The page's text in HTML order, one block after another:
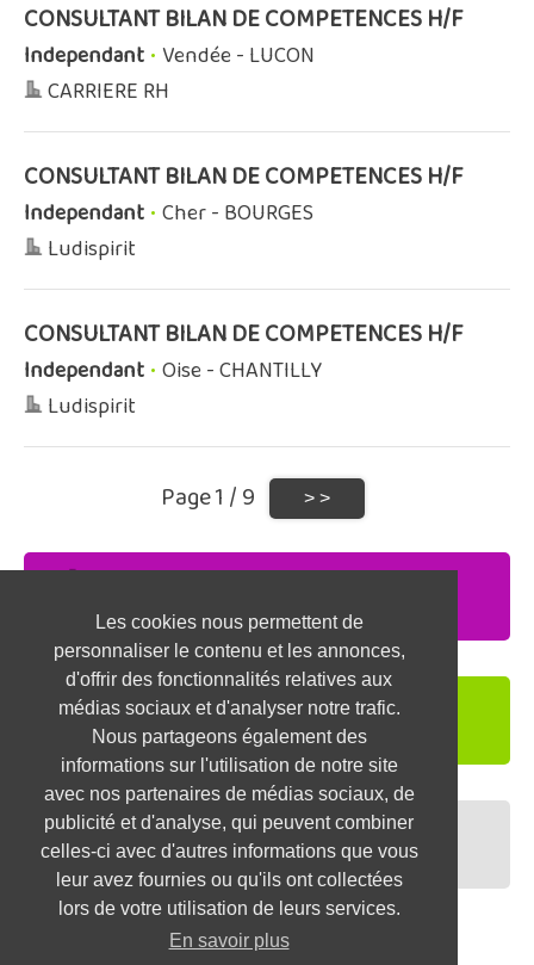
Les cookies nous permettent de
personnaliser le contenu et les annonces,
d'offrir des fonctionnalités relatives aux
médias sociaux et d'analyser notre trafic.
Nous partageons également des
informations sur l'utilisation de notre site
avec nos partenaires de médias sociaux, de
publicité et d'analyse, qui peuvent combiner
celles-ci avec d'autres informations que vous
leur avez fournies ou qu'ils ont collectées
lors de votre utilisation de leurs services.
En savoir plus
CONSULTANT BILAN DE COMPETENCES H/F
Independant • Vendée - LUCON
CARRIERE RH
CONSULTANT BILAN DE COMPETENCES H/F
Independant • Cher - BOURGES
Ludispirit
CONSULTANT BILAN DE COMPETENCES H/F
Independant • Oise - CHANTILLY
Ludispirit
Page 1 / 9
CREEZ UNE ALERTEJOB
Soyez repéré par les recruteurs,
DEPOSEZ VOTRE CV
Préparez vos entretiens,
TESTEZ-VOUS